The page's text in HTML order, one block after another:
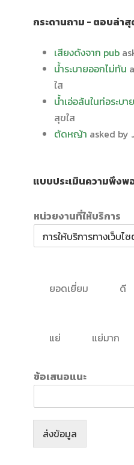
กระดานถาม - ตอบล่าสุ
เสียงดังจาก pub
น้ำระบายออกไม่ทัน
ใส
น้ำเอ่อล้นในท่อระบา
สุขใส
ตัดหญ้า asked by
แบบประเมินความพึงพ
หน่วยงานที่ให้บริการ
ยอดเยี่ยม ดี
แย่ แย่มาก
ข้อเสนอแนะ
ส่งข้อมูล